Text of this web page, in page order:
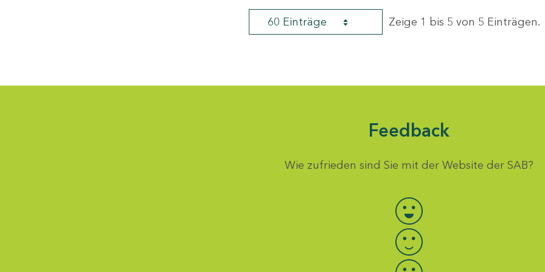
60 Einträge Zeige 1 bis 5 von 5 Einträgen.
Feedback
Wie zufrieden sind Sie mit der Website der SAB?
Bewertung auswählen